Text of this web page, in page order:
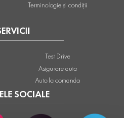
Test Drive
Asigurare auto
Auto la comanda
Terminologie și condiții
SOCIALE